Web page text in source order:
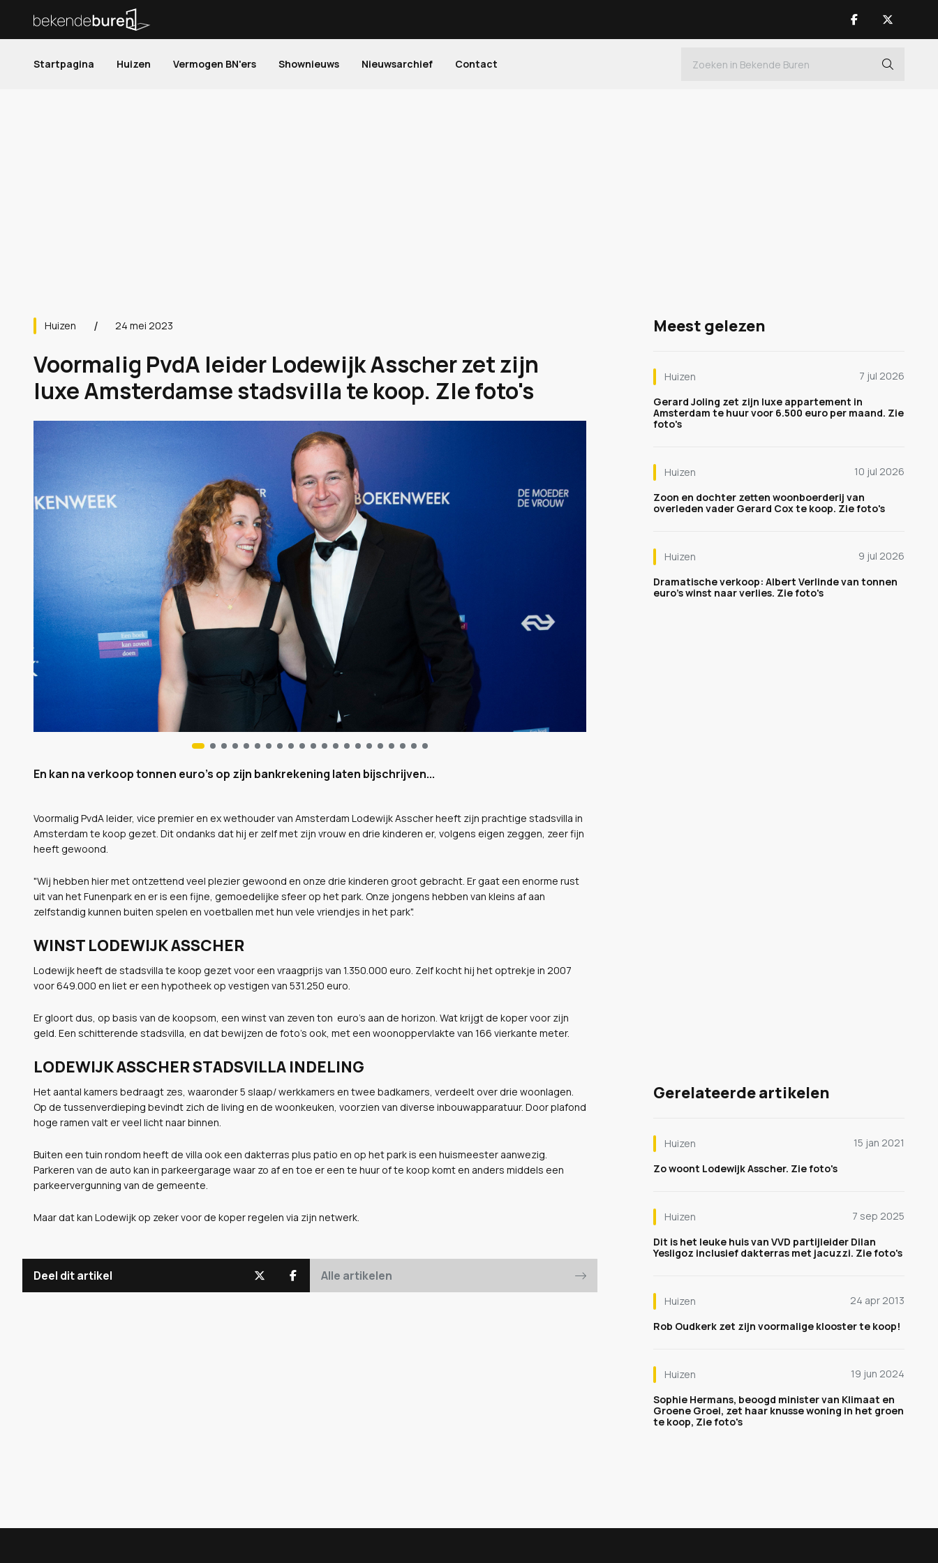
Startpagina Huizen Vermogen BN'ers Shownieuws Nieuwsarchief Contact
Huizen 24 mei 2023
Voormalig PvdA leider Lodewijk Asscher zet zijn
luxe Amsterdamse stadsvilla te koop. ZIe foto's
En kan na verkoop tonnen euro's op zijn bankrekening laten bijschrijven...
Voormalig PvdA leider, vice premier en ex wethouder van Amsterdam Lodewijk Asscher heeft zijn prachtige stadsvilla in
Amsterdam te koop gezet. Dit ondanks dat hij er zelf met zijn vrouw en drie kinderen er, volgens eigen zeggen, zeer fijn
heeft gewoond.
"Wij hebben hier met ontzettend veel plezier gewoond en onze drie kinderen groot gebracht. Er gaat een enorme rust
uit van het Funenpark en er is een fijne, gemoedelijke sfeer op het park. Onze jongens hebben van kleins af aan
zelfstandig kunnen buiten spelen en voetballen met hun vele vriendjes in het park".
WINST LODEWIJK ASSCHER
Lodewijk heeft de stadsvilla te koop gezet voor een vraagprijs van 1.350.000 euro. Zelf kocht hij het optrekje in 2007
voor 649.000 en liet er een hypotheek op vestigen van 531.250 euro.
Er gloort dus, op basis van de koopsom, een winst van zeven ton euro's aan de horizon. Wat krijgt de koper voor zijn
geld. Een schitterende stadsvilla, en dat bewijzen de foto's ook, met een woonoppervlakte van 166 vierkante meter.
LODEWIJK ASSCHER STADSVILLA INDELING
Het aantal kamers bedraagt zes, waaronder 5 slaap/ werkkamers en twee badkamers, verdeelt over drie woonlagen.
Op de tussenverdieping bevindt zich de living en de woonkeuken, voorzien van diverse inbouwapparatuur. Door plafond
hoge ramen valt er veel licht naar binnen.
Buiten een tuin rondom heeft de villa ook een dakterras plus patio en op het park is een huismeester aanwezig.
Parkeren van de auto kan in parkeergarage waar zo af en toe er een te huur of te koop komt en anders middels een
parkeervergunning van de gemeente.
Maar dat kan Lodewijk op zeker voor de koper regelen via zijn netwerk.
Deel dit artikel Alle artikelen
Meest gelezen
Huizen
7 jul 2026
Gerard Joling zet zijn luxe appartement in
Amsterdam te huur voor 6.500 euro per maand. Zie
foto's
Huizen
10 jul 2026
Zoon en dochter zetten woonboerderij van
overleden vader Gerard Cox te koop. Zie foto's
Huizen
9 jul 2026
Dramatische verkoop: Albert Verlinde van tonnen
euro's winst naar verlies. Zie foto's
Gerelateerde artikelen
Huizen
15 jan 2021
Zo woont Lodewijk Asscher. Zie foto's
Huizen
7 sep 2025
Dit is het leuke huis van VVD partijleider Dilan
Yesligoz inclusief dakterras met jacuzzi. Zie foto's
Huizen
24 apr 2013
Rob Oudkerk zet zijn voormalige klooster te koop!
Huizen
19 jun 2024
Sophie Hermans, beoogd minister van Klimaat en
Groene Groei, zet haar knusse woning in het groen
te koop, Zie foto's